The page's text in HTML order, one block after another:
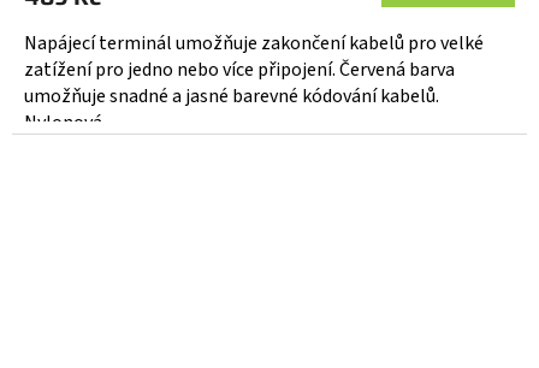
Napájecí terminál umožňuje zakončení kabelů pro velké
zatížení pro jedno nebo více připojení. Červená barva
umožňuje snadné a jasné barevné kódování kabelů.
Nylonová...